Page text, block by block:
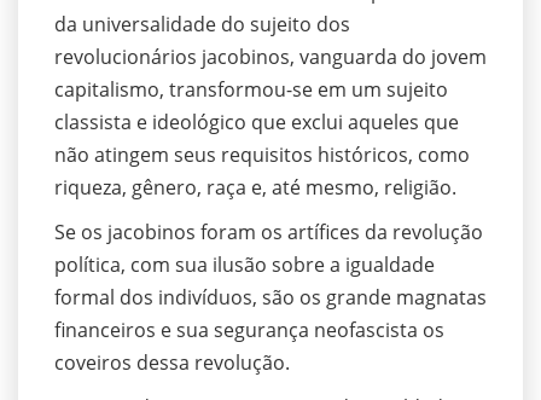
da universalidade do sujeito dos
revolucionários jacobinos, vanguarda do jovem
capitalismo, transformou-se em um sujeito
classista e ideológico que exclui aqueles que
não atingem seus requisitos históricos, como
riqueza, gênero, raça e, até mesmo, religião.
Se os jacobinos foram os artífices da revolução
política, com sua ilusão sobre a igualdade
formal dos indivíduos, são os grande magnatas
financeiros e sua segurança neofascista os
coveiros dessa revolução.